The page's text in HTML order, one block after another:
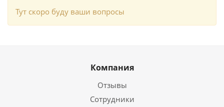
Тут скоро буду ваши вопросы
Компания
Отзывы
Сотрудники